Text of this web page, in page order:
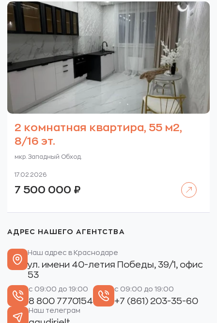
2 комнатная квартира, 55 м2,
8/16 эт.
мкр. Западный Обход.
17.02.2026
7 500 000 ₽
АДРЕС НАШЕГО АГЕНТСТВА
Наш адрес в Краснодаре
ул. имени 40-летия Победы, 39/1, офис
53
с 09:00 до 19:00
8 800 7770154
с 09:00 до 19:00
+7 (861) 203-35-60
Наш телеграм